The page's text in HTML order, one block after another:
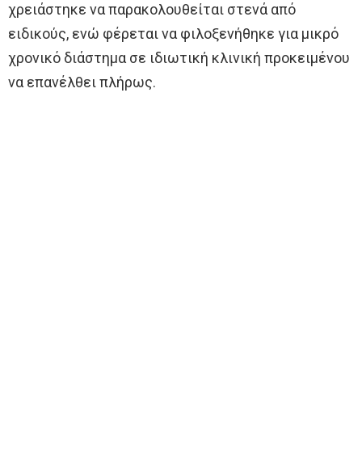
χρειάστηκε να παρακολουθείται στενά από
ειδικούς, ενώ φέρεται να φιλοξενήθηκε για μικρό
χρονικό διάστημα σε ιδιωτική κλινική προκειμένου
να επανέλθει πλήρως.